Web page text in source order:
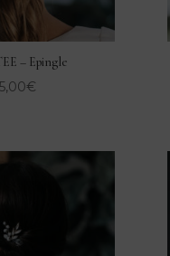
– Epingle
€